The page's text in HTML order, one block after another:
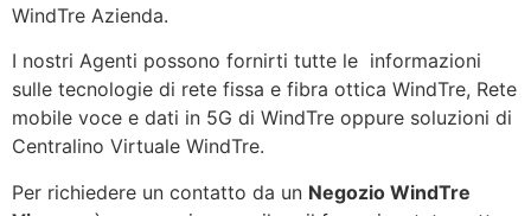
WindTre Azienda.
I nostri Agenti possono fornirti tutte le informazioni
sulle tecnologie di rete fissa e fibra ottica WindTre, Rete
mobile voce e dati in 5G di WindTre oppure soluzioni di
Centralino Virtuale WindTre.
Per richiedere un contatto da un Negozio WindTre